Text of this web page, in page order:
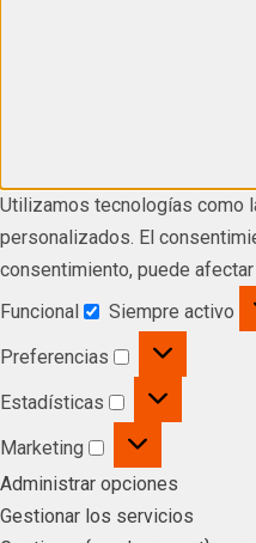
Utilizamos tecnologías como
personalizados. El
consentimiento, puede
Funcional
Siempre activo
Preferencias
Estadísticas
Marketing
Administrar opciones
Gestionar los servicios